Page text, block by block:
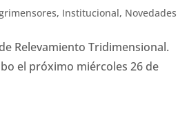
, Institucional, Novedades
Relevamiento Tridimensional.
el próximo miércoles 26 de